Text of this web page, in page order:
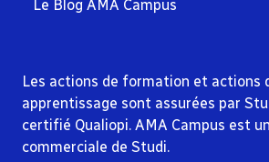
l’enfant entre 0 et 3 ans
Définir les concepts majeurs
développement
psychoaffectif
stades décrits par SPITZ
Identifier les comportements de
Le Blog AMA Campus
Les actions de formation et actions
apprentissage sont assurées par
certifié Qualiopi. AMA Campus est
commerciale de Studi.